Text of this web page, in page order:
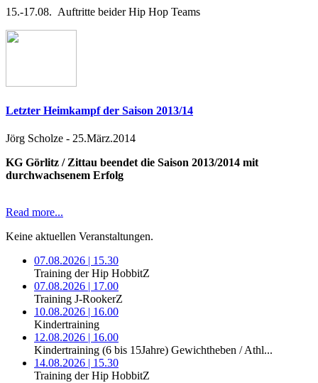
15.-17.08. Auftritte beider Hip Hop Teams
Letzter Heimkampf der Saison 2013/14
Jörg Scholze - 25.März.2014
KG Görlitz / Zittau beendet die Saison 2013/2014 mit
durchwachsenem Erfolg
Read more...
Keine aktuellen Veranstaltungen.
07.08.2026 | 15.30
Training der Hip HobbitZ
07.08.2026 | 17.00
Training J-RookerZ
10.08.2026 | 16.00
Kindertraining
12.08.2026 | 16.00
Kindertraining (6 bis 15Jahre) Gewichtheben / Athl...
14.08.2026 | 15.30
Training der Hip HobbitZ